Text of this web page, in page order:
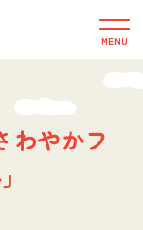
わやかフ